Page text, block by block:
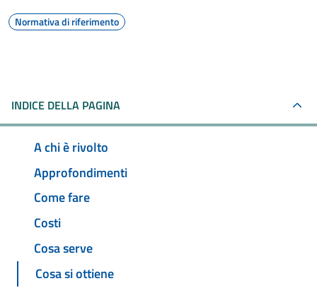
Normativa di riferimento
INDICE DELLA PAGINA
A chi è rivolto
Approfondimenti
Come fare
Costi
Cosa serve
Cosa si ottiene